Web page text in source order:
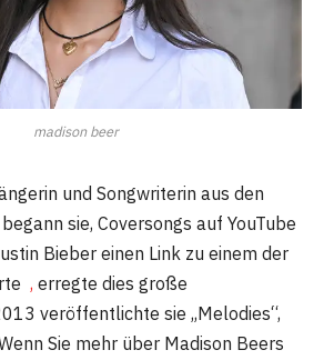
madison beer
und Songwriterin aus den
sie, Coversongs auf YouTube
Bieber einen Link zu einem der
, erregte dies große
veröffentlichte sie „Melodies“,
Sie mehr über Madison Beers